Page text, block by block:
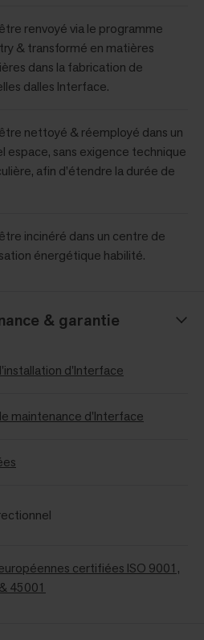
renvoyé via le programme
& transformé en matières
dans la fabrication de
dalles Interface.
nettoyé & réemployé dans un
espace, sans exigence technique
afin d’étendre la durée de
incinéré dans un centre de
énergétique habilité.
& garantie
d'Interface
maintenance d'Interface
certifiées ISO 9001,
45001